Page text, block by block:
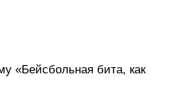
«Бейсбольная бита, как